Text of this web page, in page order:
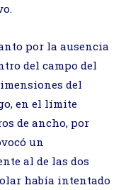
por la ausencia
del campo del
del
en el límite
de ancho, por
un
al de las dos
había intentado